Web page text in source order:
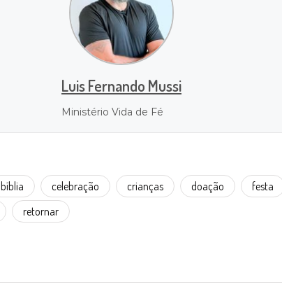
Luis Fernando Mussi
Ministério Vida de Fé
bíblia celebração crianças doação festa
retornar